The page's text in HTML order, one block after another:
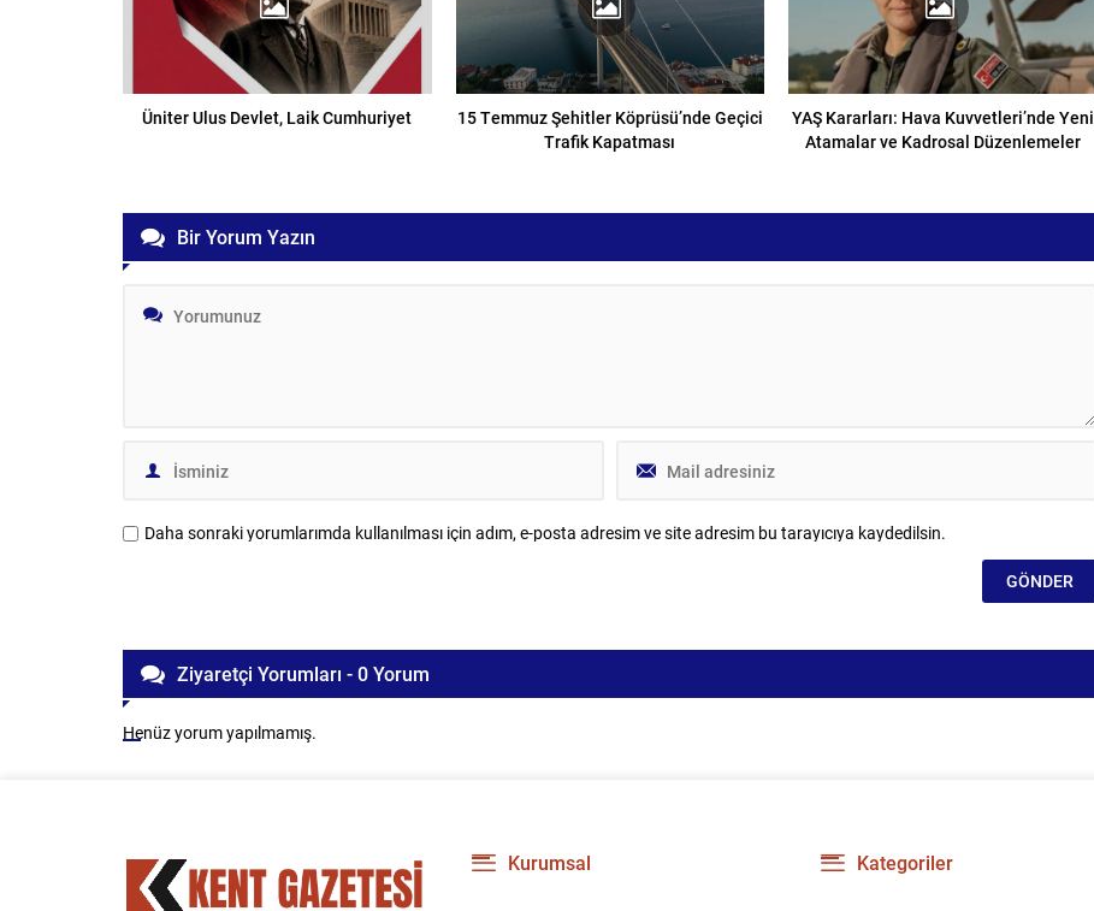
Üniter Ulus Devlet, Laik Cumhuriyet
15 Temmuz Şehitler Köprüsü’nde Geçici
Trafik Kapatması
YAŞ Kararları: Hava Kuvvetleri’nde Yeni
Atamalar ve Kadrosal Düzenlemeler
Bir Yorum Yazın
Daha sonraki yorumlarımda kullanılması için adım, e-posta adresim ve site adresim bu tarayıcıya kaydedilsin.
Ziyaretçi Yorumları - 0 Yorum
Henüz yorum yapılmamış.
Kurumsal Kategoriler